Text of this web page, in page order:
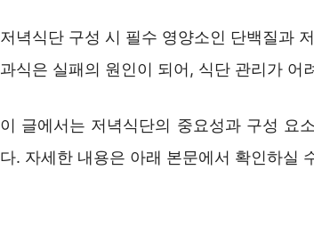
저녁식단 구성 시 필수 영양소인 단백질과
과식은 실패의 원인이 되어, 식단 관리가 어
이 글에서는 저녁식단의 중요성과 구성 요
다. 자세한 내용은 아래 본문에서 확인하실